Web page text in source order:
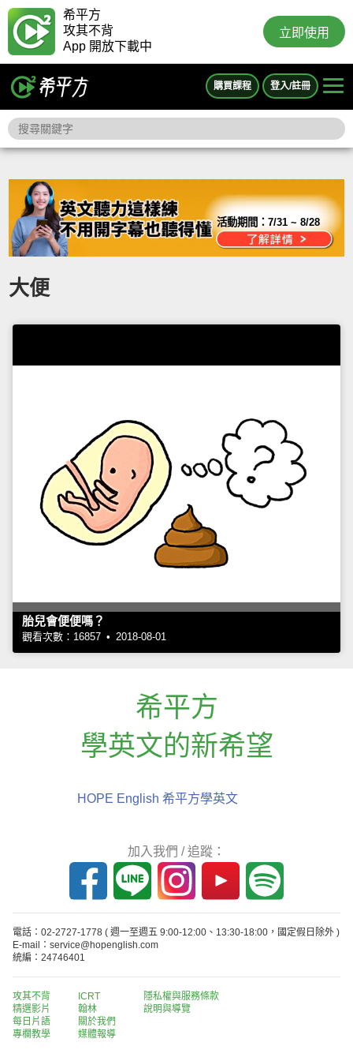
希平方
攻其不背
App 開放下載中
立即使用
購買課程 登入/註冊
活動期間：7/31 ~ 8/28
大便
胎兒會便便嗎？
觀看次數：16857 • 2018-08-01
希平方
學英文的新希望
HOPE English 希平方學英文
加入我們 / 追蹤：
電話：02-2727-1778 ( 週一至週五 9:00-12:00、13:30-18:00，國定假日除外 )
E-mail：service@hopenglish.com
統編：24746401
攻其不背
精選影片
每日片語
專欄教學
ICRT
翰林
關於我們
媒體報導
隱私權與服務條款
說明與導覽